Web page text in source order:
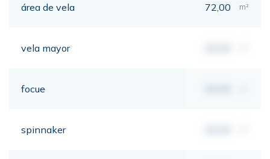
área de vela 72,00 m²
vela mayor
focue
spinnaker